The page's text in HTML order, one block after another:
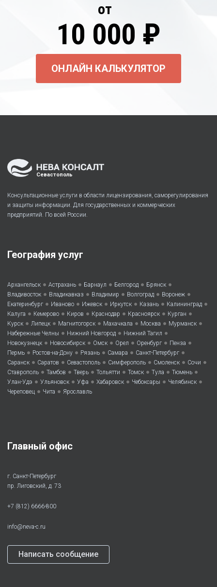
от
10 000 ₽
ОНЛАЙН КАЛЬКУЛЯТОР
Севастополь
Консультационные услуги в области лицензирования, саморегулирования
и защиты информации. Для государственных и коммерческих
предприятий. По всей России.
География услуг
Архангельск • Астрахань • Барнаул • Белгород • Брянск •
Владивосток • Владикавказ • Владимир • Волгоград • Воронеж •
Екатеринбург • Иваново • Ижевск • Иркутск • Казань • Калининград •
Калуга • Кемерово • Киров • Краснодар • Красноярск • Курган •
Курск • Липецк • Магнитогорск • Махачкала • Москва • Мурманск •
Набережные Челны • Нижний Новгород • Нижний Тагил •
Новокузнецк • Новосибирск • Омск • Орел • Оренбург • Пенза •
Пермь • Ростов-на-Дону • Рязань • Самара • Санкт-Петербург •
Саранск • Саратов • Севастополь • Симферополь • Смоленск • Сочи •
Ставрополь • Тамбов • Тверь • Тольятти • Томск • Тула • Тюмень •
Улан-Удэ • Ульяновск • Уфа • Хабаровск • Чебоксары • Челябинск •
Череповец • Чита • Ярославль
Главный офис
г. Санкт-Петербург
пр. Лиговский, д. 73
+7 (812) 6666-800
info@neva-c.ru
Написать сообщение